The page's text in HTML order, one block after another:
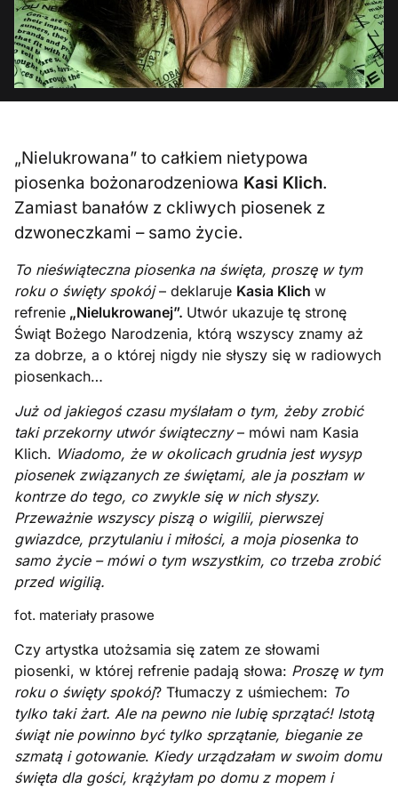
„Nielukrowana” to całkiem nietypowa
piosenka bożonarodzeniowa Kasi Klich.
Zamiast banałów z ckliwych piosenek z
dzwoneczkami – samo życie.
To nieświąteczna piosenka na święta, proszę w tym
roku o święty spokój– deklaruje Kasia Klichw
refrenie „Nielukrowanej”. Utwór ukazuje tę stronę
Świąt Bożego Narodzenia, którą wszyscy znamy aż
za dobrze, a o której nigdy nie słyszy się w radiowych
piosenkach…
Już od jakiegoś czasu myślałam o tym, żeby zrobić
taki przekorny utwór świąteczny– mówi nam Kasia
Klich. Wiadomo, że w okolicach grudnia jest wysyp
piosenek związanych ze świętami, ale ja poszłam w
kontrze do tego, co zwykle się w nich słyszy.
Przeważnie wszyscy piszą o wigilii, pierwszej
gwiazdce, przytulaniu i miłości, a moja piosenka to
samo życie – mówi o tym wszystkim, co trzeba zrobić
przed wigilią.
fot. materiały prasowe
Czy artystka utożsamia się zatem ze słowami
piosenki, w której refrenie padają słowa: Proszę w tym
roku o święty spokój? Tłumaczy z uśmiechem: To
tylko taki żart. Ale na pewno nie lubię sprzątać! Istotą
świąt nie powinno być tylko sprzątanie, bieganie ze
szmatą i gotowanie. Kiedy urządzałam w swoim domu
święta dla gości, krążyłam po domu z mopem i